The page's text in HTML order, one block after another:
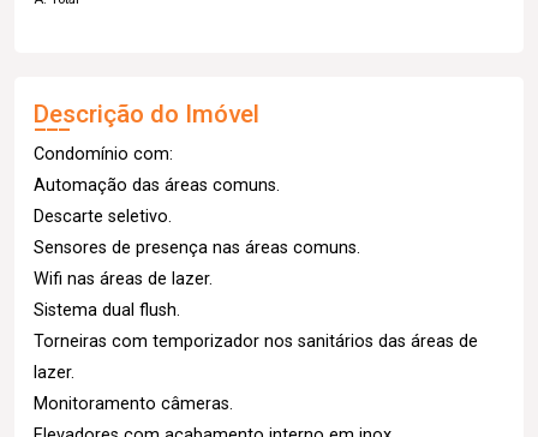
Descrição do Imóvel
Condomínio com:
Automação das áreas comuns.
Descarte seletivo.
Sensores de presença nas áreas comuns.
Wifi nas áreas de lazer.
Sistema dual flush.
Torneiras com temporizador nos sanitários das áreas de
lazer.
Monitoramento câmeras.